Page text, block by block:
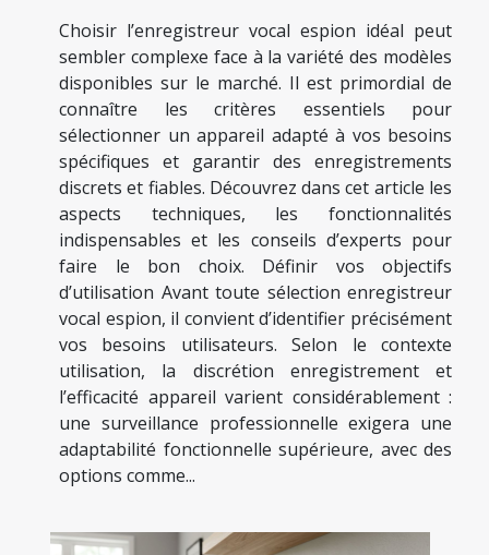
Choisir l’enregistreur vocal espion idéal peut
sembler complexe face à la variété des modèles
disponibles sur le marché. Il est primordial de
connaître les critères essentiels pour
sélectionner un appareil adapté à vos besoins
spécifiques et garantir des enregistrements
discrets et fiables. Découvrez dans cet article les
aspects techniques, les fonctionnalités
indispensables et les conseils d’experts pour
faire le bon choix. Définir vos objectifs
d’utilisation Avant toute sélection enregistreur
vocal espion, il convient d’identifier précisément
vos besoins utilisateurs. Selon le contexte
utilisation, la discrétion enregistrement et
l’efficacité appareil varient considérablement :
une surveillance professionnelle exigera une
adaptabilité fonctionnelle supérieure, avec des
options comme...